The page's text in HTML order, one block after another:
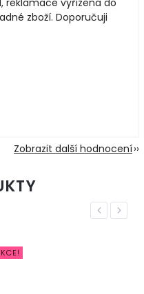
reklamace vyřízena do
zboží. Doporučuji
Zobrazit další hodnocení
Previous
Next